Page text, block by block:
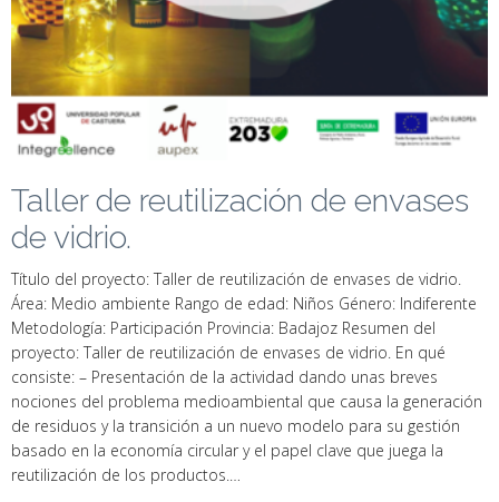
Taller de reutilización de envases
de vidrio.
Título del proyecto: Taller de reutilización de envases de vidrio.
Área: Medio ambiente Rango de edad: Niños Género: Indiferente
Metodología: Participación Provincia: Badajoz Resumen del
proyecto: Taller de reutilización de envases de vidrio. En qué
consiste: – Presentación de la actividad dando unas breves
nociones del problema medioambiental que causa la generación
de residuos y la transición a un nuevo modelo para su gestión
basado en la economía circular y el papel clave que juega la
reutilización de los productos.…